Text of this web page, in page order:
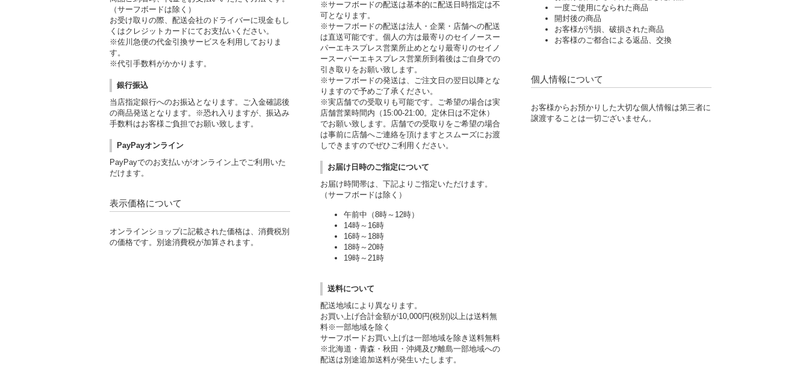
（サーフボードは除く）
お受け取りの際、配送会社のドライバーに現金もし
くはクレジットカードにてお支払いください。
※佐川急便の代金引換サービスを利用しておりま
す。
※代引手数料がかかります。
銀行振込
当店指定銀行へのお振込となります。ご入金確認後
の商品発送となります。※恐れ入りますが、振込み
手数料はお客様ご負担でお願い致します。
PayPayオンライン
PayPayでのお支払いがオンライン上でご利用いた
だけます。
表示価格について
オンラインショップに記載された価格は、消費税別
の価格です。別途消費税が加算されます。
※サーフボードの配送は基本的に配送日時指定は不
可となります。
※サーフボードの配送は法人・企業・店舗への配送
は直送可能です。個人の方は最寄りのセイノースー
パーエキスプレス営業所止めとなり最寄りのセイノ
ースーパーエキスプレス営業所到着後はご自身での
引き取りをお願い致します。
※サーフボードの発送は、ご注文日の翌日以降とな
りますので予めご了承ください。
※実店舗での受取りも可能です。ご希望の場合は実
店舗営業時間内（15:00-21:00。定休日は不定休）
でお願い致します。店舗での受取りをご希望の場合
は事前に店舗へご連絡を頂けますとスムーズにお渡
しできますのでぜひご利用ください。
お届け日時のご指定について
お届け時間帯は、下記よりご指定いただけます。
（サーフボードは除く）
午前中（8時～12時）
14時～16時
16時～18時
18時～20時
19時～21時
送料について
配送地域により異なります。
お買い上げ合計金額が10,000円(税別)以上は送料無
料※一部地域を除く
サーフボードお買い上げは一部地域を除き送料無料
※北海道・青森・秋田・沖縄及び離島一部地域への
配送は別途追加送料が発生いたします。
一度ご使用になられた商品
開封後の商品
お客様が汚損、破損された商品
お客様のご都合による返品、交換
個人情報について
お客様からお預かりした大切な個人情報は第三者に
譲渡することは一切ございません。